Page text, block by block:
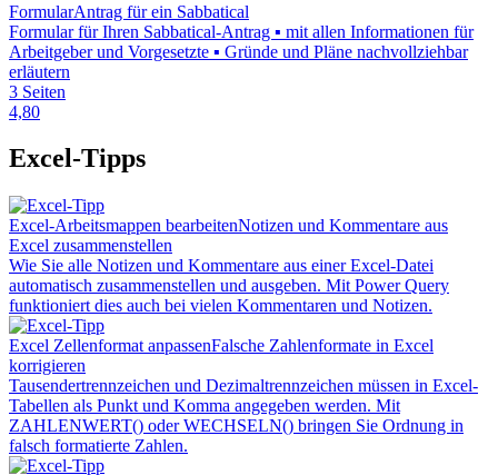
FormularAntrag für ein Sabbatical
Formular für Ihren Sabbatical-Antrag ▪ mit allen Informationen für
Arbeitgeber und Vorgesetzte ▪ Gründe und Pläne nachvollziehbar
erläutern
3 Seiten
4,80
Excel-Tipps
Excel-Arbeitsmappen bearbeitenNotizen und Kommentare aus
Excel zusammenstellen
Wie Sie alle Notizen und Kommentare aus einer Excel-Datei
automatisch zusammenstellen und ausgeben. Mit Power Query
funktioniert dies auch bei vielen Kommentaren und Notizen.
Excel Zellenformat anpassenFalsche Zahlenformate in Excel
korrigieren
Tausendertrennzeichen und Dezimaltrennzeichen müssen in Excel-
Tabellen als Punkt und Komma angegeben werden. Mit
ZAHLENWERT() oder WECHSELN() bringen Sie Ordnung in
falsch formatierte Zahlen.